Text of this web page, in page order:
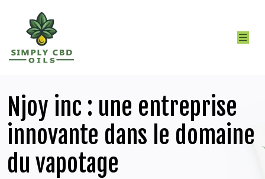
Njoy inc : une entreprise
innovante dans le domaine
du vapotage